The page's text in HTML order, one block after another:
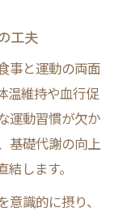
工夫
事と運動の両面
温維持や血行促
運動習慣が欠か
基礎代謝の向上
します。
識的に摂り、